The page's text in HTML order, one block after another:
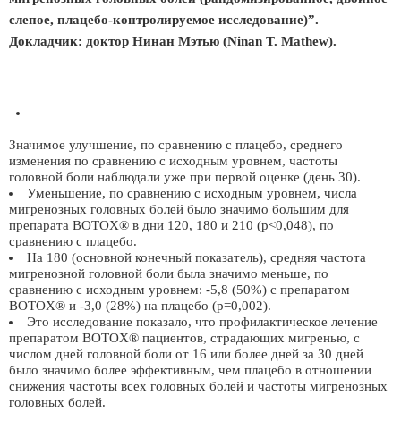
слепое, плацебо-контролируемое исследование)”.
Докладчик: доктор Нинан Мэтью (Ninan T. Mathew).
Значимое улучшение, по сравнению с плацебо, среднего
изменения по сравнению с исходным уровнем, частоты
головной боли наблюдали уже при первой оценке (день 30).
Уменьшение, по сравнению с исходным уровнем, числа
мигренозных головных болей было значимо большим для
препарата BOTOX® в дни 120, 180 и 210 (p<0,048), по
сравнению с плацебо.
На 180 (основной конечный показатель), средняя частота
мигренозной головной боли была значимо меньше, по
сравнению с исходным уровнем: -5,8 (50%) с препаратом
BOTOX® и -3,0 (28%) на плацебо (p=0,002).
Это исследование показало, что профилактическое лечение
препаратом BOTOX® пациентов, страдающих мигренью, с
числом дней головной боли от 16 или более дней за 30 дней
было значимо более эффективным, чем плацебо в отношении
снижения частоты всех головных болей и частоты мигренозных
головных болей.